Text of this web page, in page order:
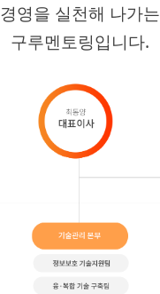
경영을 실천해 나가는
구루멘토링입니다.